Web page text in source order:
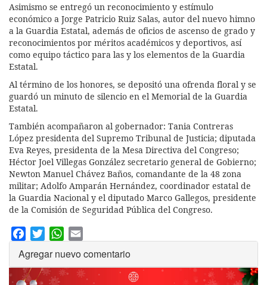
Asimismo se entregó un reconocimiento y estímulo
económico a Jorge Patricio Ruiz Salas, autor del nuevo himno
a la Guardia Estatal, además de oficios de ascenso de grado y
reconocimientos por méritos académicos y deportivos, así
como equipo táctico para las y los elementos de la Guardia
Estatal.
Al término de los honores, se depositó una ofrenda floral y se
guardó un minuto de silencio en el Memorial de la Guardia
Estatal.
También acompañaron al gobernador: Tania Contreras
López presidenta del Supremo Tribunal de Justicia; diputada
Eva Reyes, presidenta de la Mesa Directiva del Congreso;
Héctor Joel Villegas González secretario general de Gobierno;
Newton Manuel Chávez Baños, comandante de la 48 zona
militar; Adolfo Amparán Hernández, coordinador estatal de
la Guardia Nacional y el diputado Marco Gallegos, presidente
de la Comisión de Seguridad Pública del Congreso.
Facebook
TwitterWhatsApp
Agregar nuevo comentario